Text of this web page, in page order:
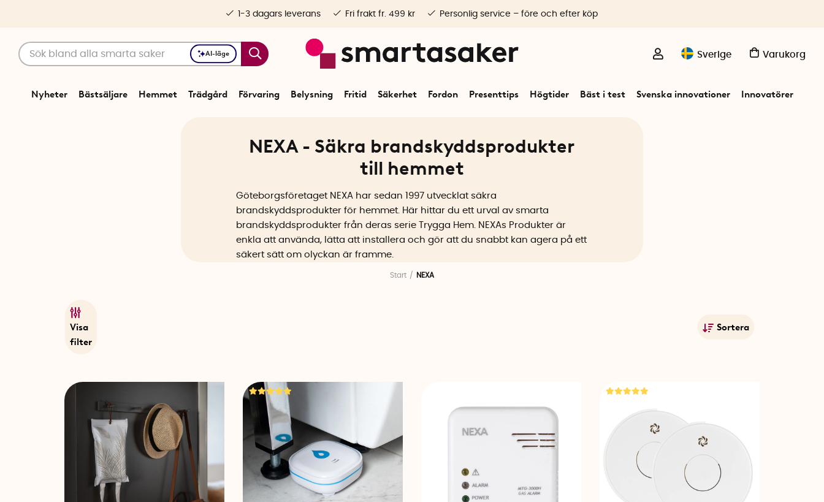
AI-läge Sverige Varukorg
Nyheter Bästsäljare Hemmet Trädgård Förvaring Belysning Fritid Säkerhet Fordon Presenttips Högtider Bäst i test Svenska innovationer Innovatörer
1-3 dagars leverans Fri frakt fr. 499 kr Personlig service – före och efter köp
NEXA - Säkra brandskyddsprodukter
till hemmet
Göteborgsföretaget NEXA har sedan 1997 utvecklat säkra
brandskyddsprodukter för hemmet. Här hittar du ett urval av smarta
brandskyddsprodukter från deras serie Trygga Hem. NEXAs Produkter är
enkla att använda, lätta att installera och gör att du snabbt kan agera på ett
säkert sätt om olyckan är framme.
Start NEXA
Visa
filter
Sortera
Högsta pris
Publiceringsdatum